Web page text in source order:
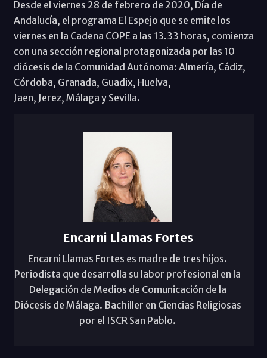
Desde el viernes 28 de febrero de 2020, Día de
Andalucía, el programa El Espejo que se emite los
viernes en la Cadena COPE a las 13.33 horas, comienza
con una sección regional protagonizada por las 10
diócesis de la Comunidad Autónoma: Almería, Cádiz,
Córdoba, Granada, Guadix, Huelva,
Jaen, Jerez, Málaga y Sevilla.
Encarni Llamas Fortes
Encarni Llamas Fortes es madre de tres hijos.
Periodista que desarrolla su labor profesional en la
Delegación de Medios de Comunicación de la
Diócesis de Málaga. Bachiller en Ciencias Religiosas
por el ISCR San Pablo.